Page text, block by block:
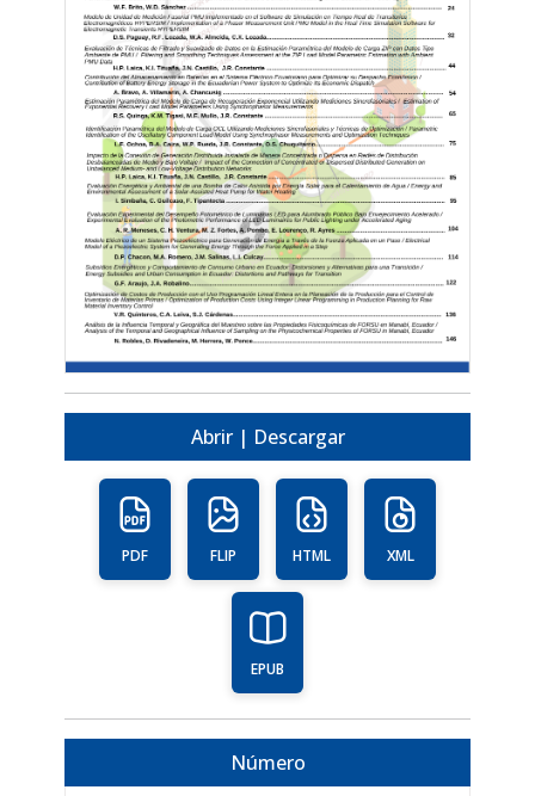
Abrir | Descargar
PDF FLIP HTML XML
EPUB
Número